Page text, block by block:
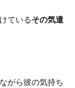
ているその気遣
がら彼の気持ち